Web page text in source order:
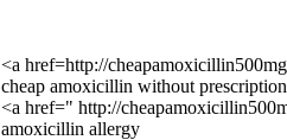
<a href=http://
cheap amoxicillin without prescription
<a href=" http://
amoxicillin allergy